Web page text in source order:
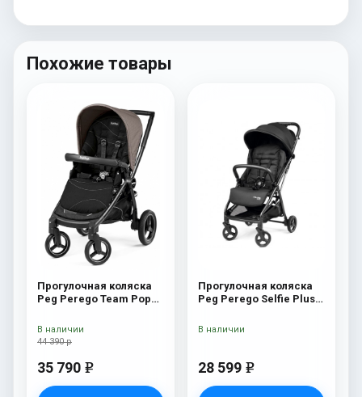
Похожие товары
Прогулочная коляска
Peg Perego Team Pop
44 390 р
35 790 e
В наличии
Прогулочная коляска
Peg Perego Selfie Plus
28 599 e
В наличии